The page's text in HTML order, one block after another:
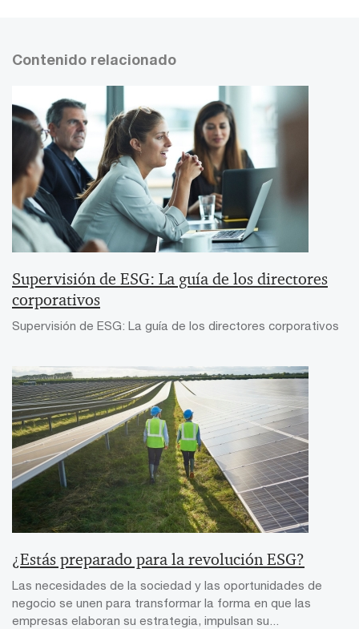
Contenido relacionado
Supervisión de ESG: La guía de los directores
corporativos
Supervisión de ESG: La guía de los directores corporativos
¿Estás preparado para la revolución ESG?
Las necesidades de la sociedad y las oportunidades de
negocio se unen para transformar la forma en que las
empresas elaboran su estrategia, impulsan su...